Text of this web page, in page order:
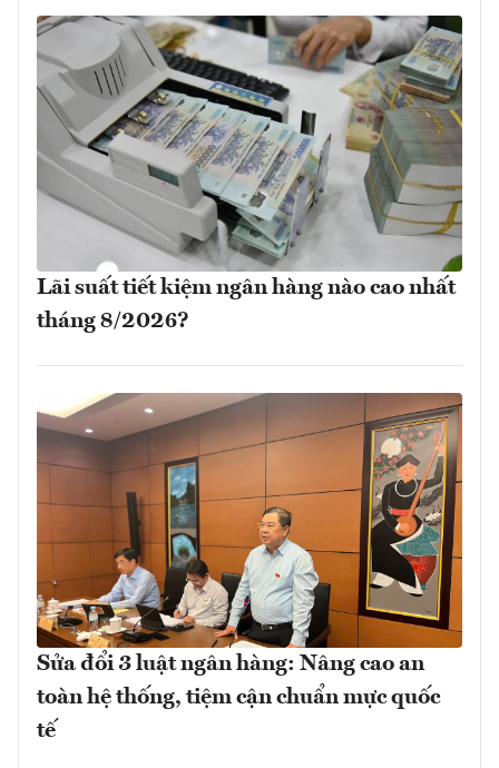
Lãi suất tiết kiệm ngân hàng nào cao nhất
tháng 8/2026?
Sửa đổi 3 luật ngân hàng: Nâng cao an
toàn hệ thống, tiệm cận chuẩn mực quốc
tế